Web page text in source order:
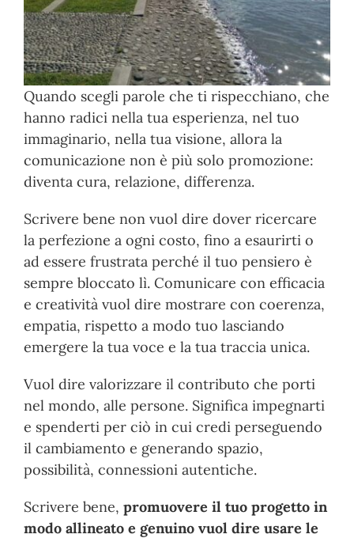
Quando scegli parole che ti rispecchiano, che
hanno radici nella tua esperienza, nel tuo
immaginario, nella tua visione, allora la
comunicazione non è più solo promozione:
diventa cura, relazione, differenza.
Scrivere bene non vuol dire dover ricercare
la perfezione a ogni costo, fino a esaurirti o
ad essere frustrata perché il tuo pensiero è
sempre bloccato lì. Comunicare con efficacia
e creatività vuol dire mostrare con coerenza,
empatia, rispetto a modo tuo lasciando
emergere la tua voce e la tua traccia unica.
Vuol dire valorizzare il contributo che porti
nel mondo, alle persone. Significa impegnarti
e spenderti per ciò in cui credi perseguendo
il cambiamento e generando spazio,
possibilità, connessioni autentiche.
Scrivere bene, promuovere il tuo progetto in
modo allineato e genuino vuol dire usare le